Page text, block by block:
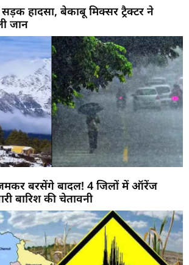
सड़क हादसा, बेकाबू मिक्सर ट्रैक्टर ने
जान
बरसेंगे बादल! 4 जिलों में ऑरेंज
बारिश की चेतावनी